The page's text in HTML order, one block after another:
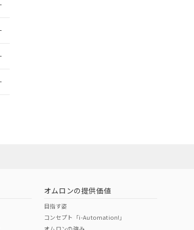
オムロンの提供価値
目指す姿
コンセプト「i-Automation!」